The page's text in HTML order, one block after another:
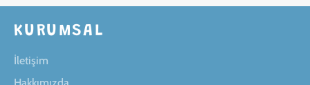
KURUMSAL
İletişim